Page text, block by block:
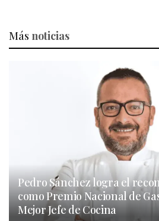
Más noticias
Pedro Sánchez logra el
como Premio Nacional de
Mejor Jefe de Cocina